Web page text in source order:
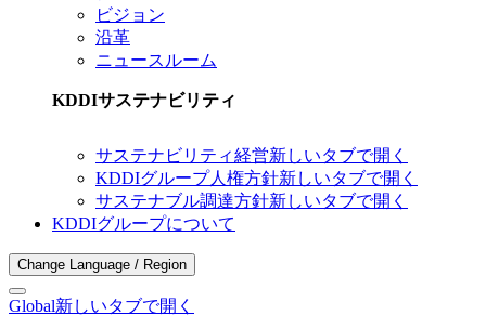
ビジョン
沿革
ニュースルーム
KDDIサステナビリティ
サステナビリティ経営新しいタブで開く
KDDIグループ人権方針新しいタブで開く
サステナブル調達方針新しいタブで開く
KDDIグループについて
Change Language / Region
Global新しいタブで開く